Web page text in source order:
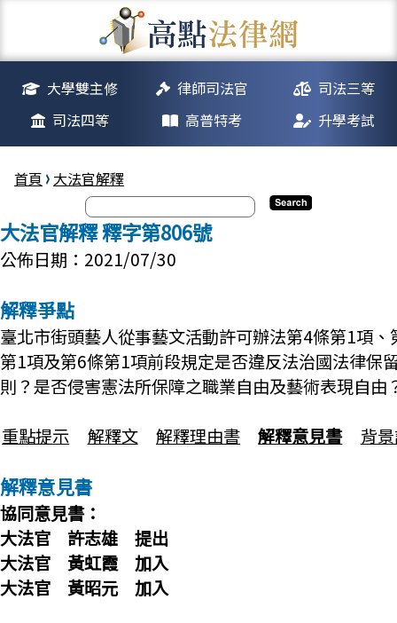
大學雙主修 律師司法官
司法三等
司法四等
高普特考 升學考試
首頁 大法官解釋
大法官解釋 釋字第806號
公佈日期：2021/07/30
解釋爭點
臺北市街頭藝人從事藝文活動許可辦法第4條第1項、
第1項及第6條第1項前段規定是否違反法治國法律保
則？是否侵害憲法所保障之職業自由及藝術表現自由
重點提示
解釋文 解釋理由書 解釋意見書 背
解釋意見書
協同意見書：
大法官 許志雄 提出
大法官 黃虹霞 加入
大法官 黃昭元 加入